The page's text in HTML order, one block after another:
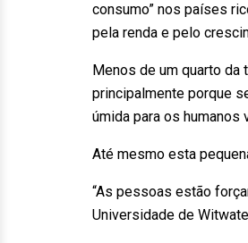
consumo” nos países
pela renda e pelo
Menos de um quarto da
principalmente porque
úmida para os humanos
Até mesmo esta
“As pessoas estão
Universidade de